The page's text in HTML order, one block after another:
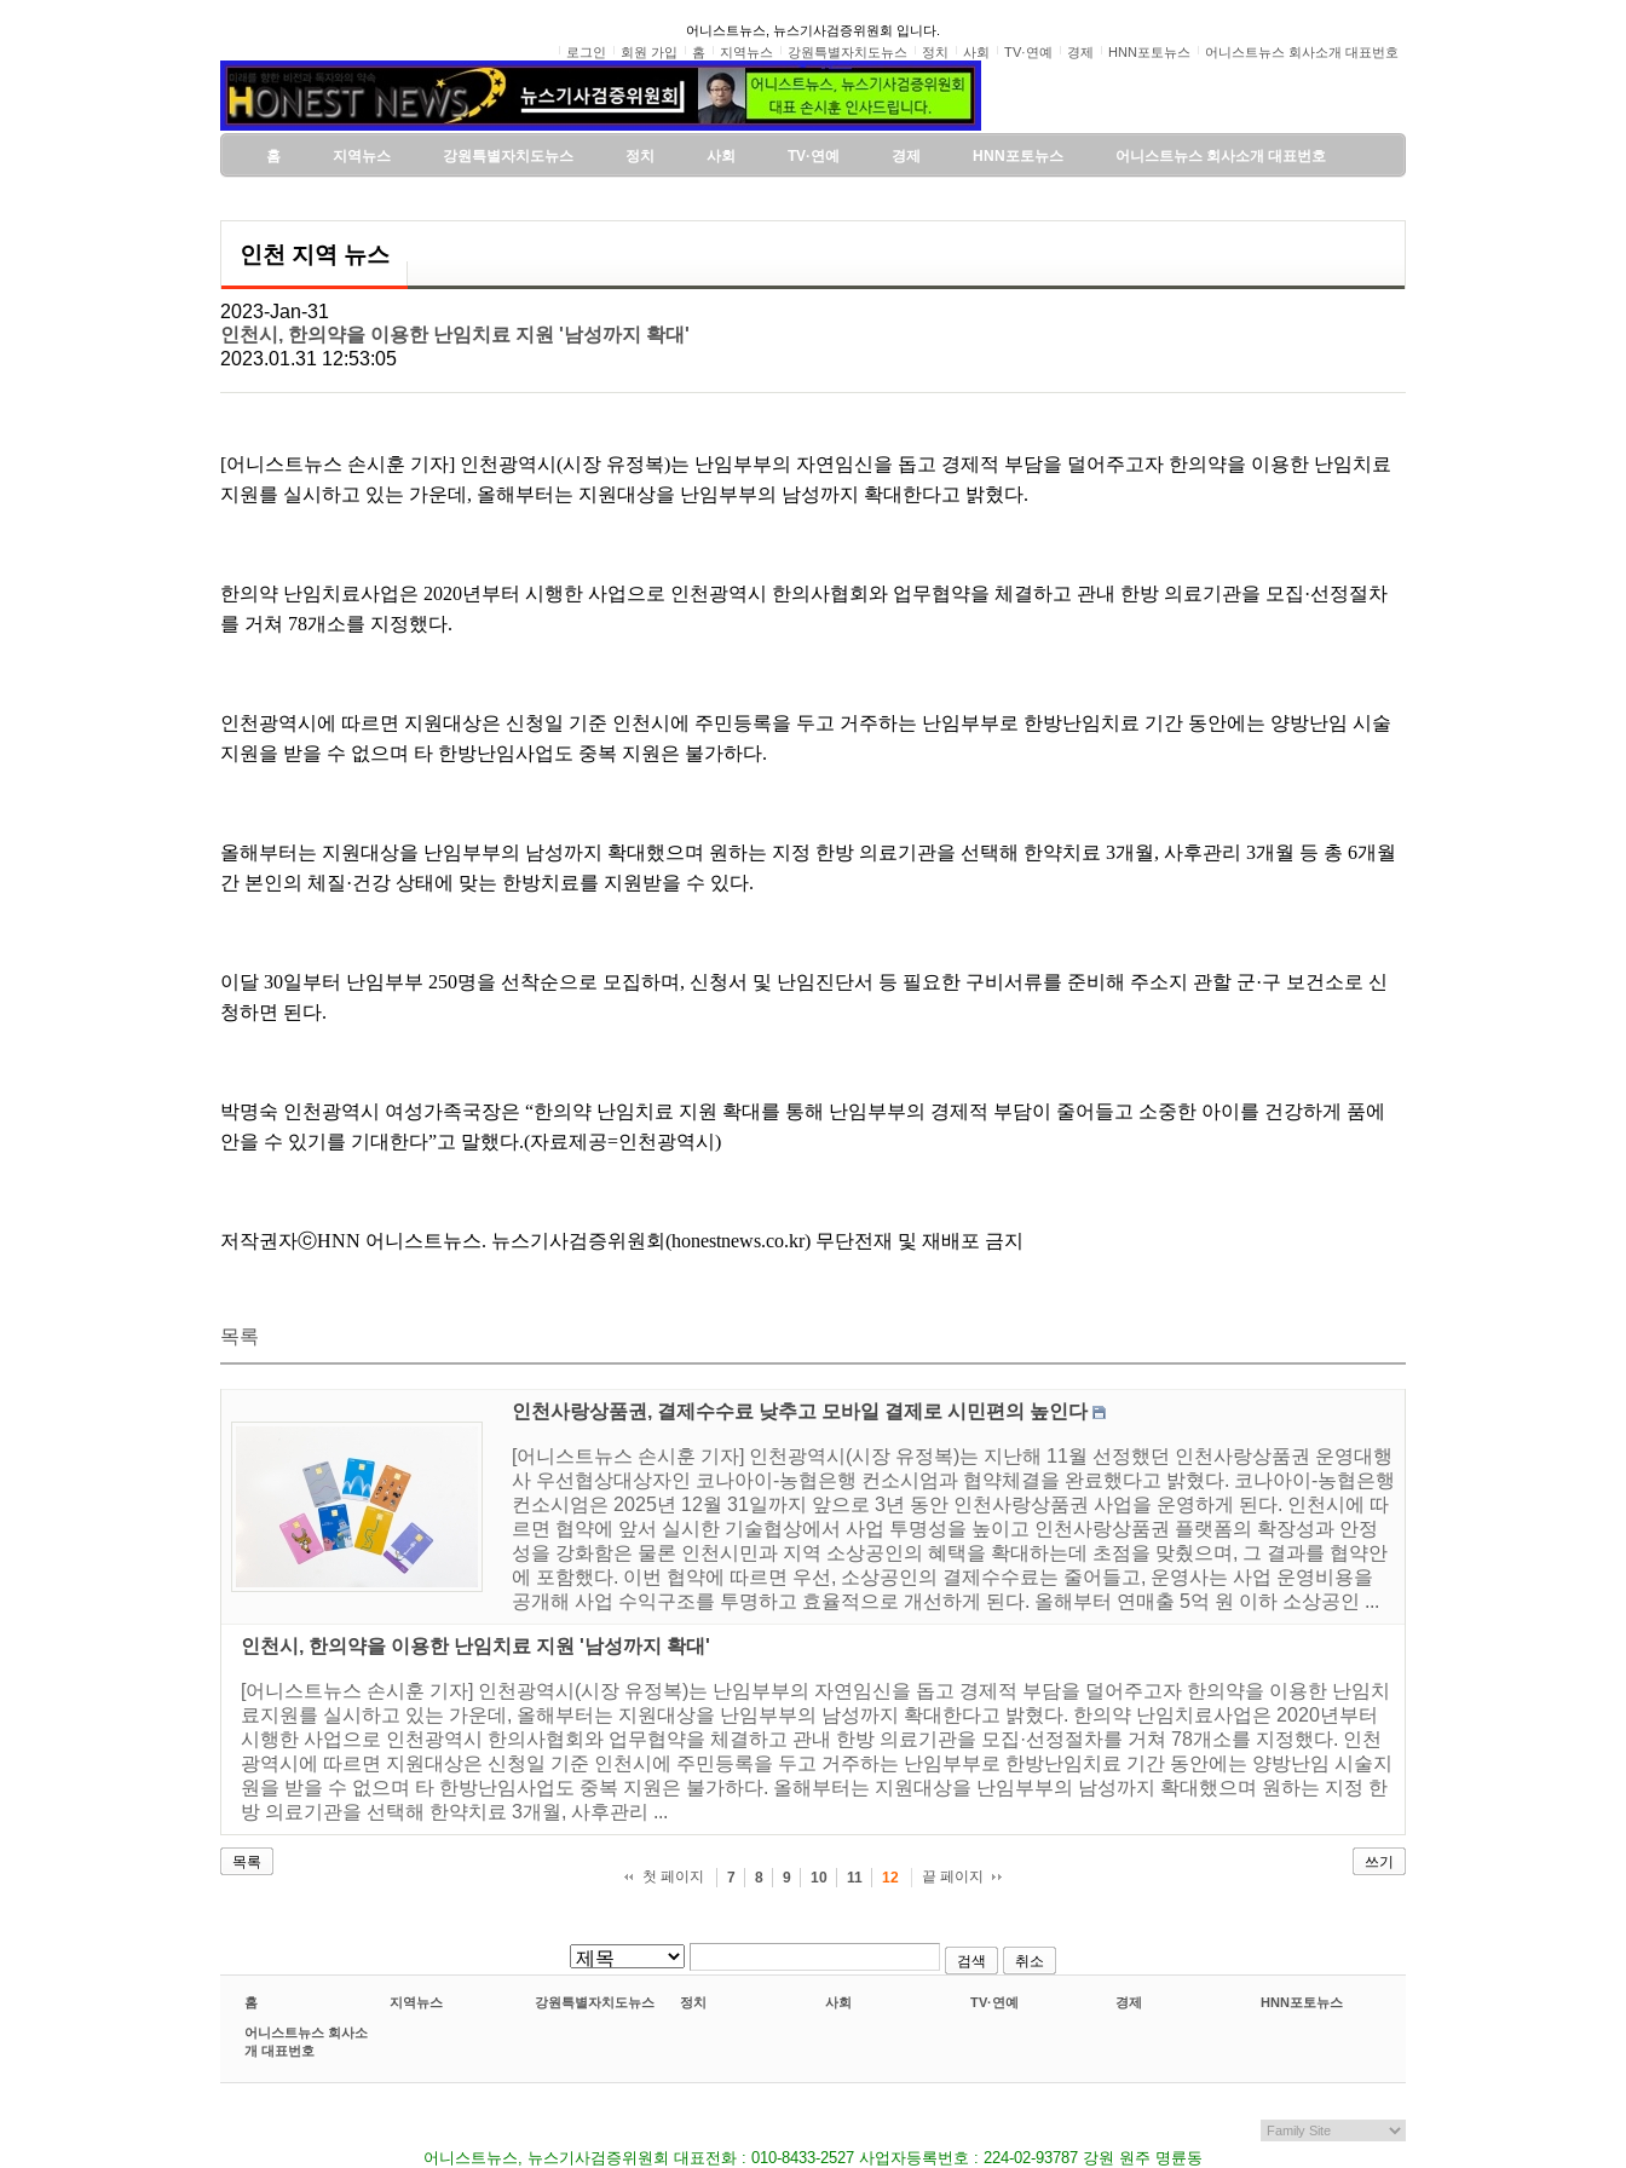
어니스트뉴스, 뉴스기사검증위원회 입니다.
로그인
회원 가입 홈 지역뉴스 강원특별자치도뉴스 정치 사회 TV·연예 경제 HNN포토뉴스 어니스트뉴스 회사소개 대표번호
홈 지역뉴스 강원특별자치도뉴스 정치 사회 TV·연예 경제 HNN포토뉴스 어니스트뉴스 회사소개 대표번호
인천 지역 뉴스
2023-Jan-31
인천시, 한의약을 이용한 난임치료 지원 '남성까지 확대'
2023.01.31 12:53:05
[어니스트뉴스 손시훈 기자] 인천광역시(시장 유정복)는 난임부부의 자연임신을 돕고 경제적 부담을 덜어주고자 한의약을 이용한 난임치료
지원를 실시하고 있는 가운데, 올해부터는 지원대상을 난임부부의 남성까지 확대한다고 밝혔다.
한의약 난임치료사업은 2020년부터 시행한 사업으로 인천광역시 한의사협회와 업무협약을 체결하고 관내 한방 의료기관을 모집·선정절차
를 거쳐 78개소를 지정했다.
인천광역시에 따르면 지원대상은 신청일 기준 인천시에 주민등록을 두고 거주하는 난임부부로 한방난임치료 기간 동안에는 양방난임 시술
지원을 받을 수 없으며 타 한방난임사업도 중복 지원은 불가하다.
올해부터는 지원대상을 난임부부의 남성까지 확대했으며 원하는 지정 한방 의료기관을 선택해 한약치료 3개월, 사후관리 3개월 등 총 6개월
간 본인의 체질·건강 상태에 맞는 한방치료를 지원받을 수 있다.
이달 30일부터 난임부부 250명을 선착순으로 모집하며, 신청서 및 난임진단서 등 필요한 구비서류를 준비해 주소지 관할 군·구 보건소로 신
청하면 된다.
박명숙 인천광역시 여성가족국장은 “한의약 난임치료 지원 확대를 통해 난임부부의 경제적 부담이 줄어들고 소중한 아이를 건강하게 품에
안을 수 있기를 기대한다”고 말했다.(자료제공=인천광역시)
저작권자ⓒHNN 어니스트뉴스. 뉴스기사검증위원회(honestnews.co.kr) 무단전재 및 재배포 금지
목록
인천사랑상품권, 결제수수료 낮추고 모바일 결제로 시민편의 높인다
[어니스트뉴스 손시훈 기자] 인천광역시(시장 유정복)는 지난해 11월 선정했던 인천사랑상품권 운영대행
사 우선협상대상자인 코나아이-농협은행 컨소시엄과 협약체결을 완료했다고 밝혔다. 코나아이-농협은행
컨소시엄은 2025년 12월 31일까지 앞으로 3년 동안 인천사랑상품권 사업을 운영하게 된다. 인천시에 따
르면 협약에 앞서 실시한 기술협상에서 사업 투명성을 높이고 인천사랑상품권 플랫폼의 확장성과 안정
성을 강화함은 물론 인천시민과 지역 소상공인의 혜택을 확대하는데 초점을 맞췄으며, 그 결과를 협약안
에 포함했다. 이번 협약에 따르면 우선, 소상공인의 결제수수료는 줄어들고, 운영사는 사업 운영비용을
공개해 사업 수익구조를 투명하고 효율적으로 개선하게 된다. 올해부터 연매출 5억 원 이하 소상공인 ...
인천시, 한의약을 이용한 난임치료 지원 '남성까지 확대'
[어니스트뉴스 손시훈 기자] 인천광역시(시장 유정복)는 난임부부의 자연임신을 돕고 경제적 부담을 덜어주고자 한의약을 이용한 난임치
료지원를 실시하고 있는 가운데, 올해부터는 지원대상을 난임부부의 남성까지 확대한다고 밝혔다. 한의약 난임치료사업은 2020년부터
시행한 사업으로 인천광역시 한의사협회와 업무협약을 체결하고 관내 한방 의료기관을 모집·선정절차를 거쳐 78개소를 지정했다. 인천
광역시에 따르면 지원대상은 신청일 기준 인천시에 주민등록을 두고 거주하는 난임부부로 한방난임치료 기간 동안에는 양방난임 시술지
원을 받을 수 없으며 타 한방난임사업도 중복 지원은 불가하다. 올해부터는 지원대상을 난임부부의 남성까지 확대했으며 원하는 지정 한
방 의료기관을 선택해 한약치료 3개월, 사후관리 ...
목록
쓰기
첫 페이지
7 8 9 10 11 12 끝 페이지
검색 취소
홈 지역뉴스 강원특별자치도뉴스 정치 사회 TV·연예 경제 HNN포토뉴스
어니스트뉴스 회사소
개 대표번호
어니스트뉴스, 뉴스기사검증위원회 대표전화 : 010-8433-2527 사업자등록번호 : 224-02-93787 강원 원주 명륜동